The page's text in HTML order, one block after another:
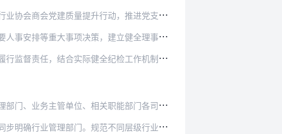
动，推进党支部标准化规范化建设，全面夯实党建…
建立健全理事会按期换届和负责人到龄督促提醒机…
纪检工作机制。加强纪检工作规范化法治化正规化…
职能部门各司其职、协同配合、综合监管的管理体…
不同层级行业协会商会吸纳会员的范围和条件。探…